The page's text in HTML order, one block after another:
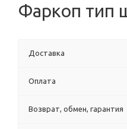
Фаркоп тип
Доставка
Оплата
Возврат, обмен, гарантия